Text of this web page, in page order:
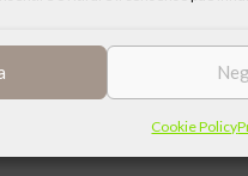
Cookie Policy